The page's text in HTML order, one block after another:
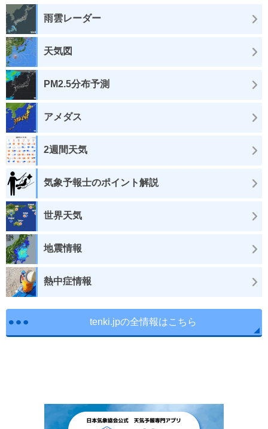
雨雲レーダー
天気図
PM2.5分布予測
アメダス
2週間天気
気象予報士のポイント解説
世界天気
地震情報
熱中症情報
tenki.jpの全情報はこちら